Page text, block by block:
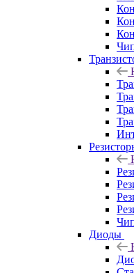
Диоды